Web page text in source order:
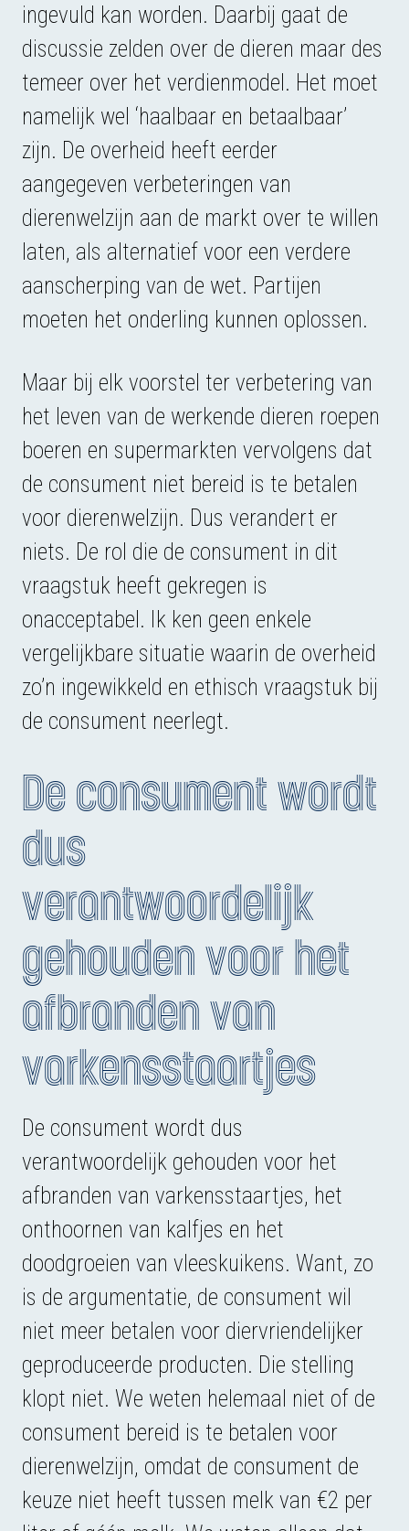
ingevuld kan worden. Daarbij gaat de
discussie zelden over de dieren maar des
temeer over het verdienmodel. Het moet
namelijk wel ‘haalbaar en betaalbaar’
zijn. De overheid heeft eerder
aangegeven verbeteringen van
dierenwelzijn aan de markt over te willen
laten, als alternatief voor een verdere
aanscherping van de wet. Partijen
moeten het onderling kunnen oplossen.
Maar bij elk voorstel ter verbetering van
het leven van de werkende dieren roepen
boeren en supermarkten vervolgens dat
de consument niet bereid is te betalen
voor dierenwelzijn. Dus verandert er
niets. De rol die de consument in dit
vraagstuk heeft gekregen is
onacceptabel. Ik ken geen enkele
vergelijkbare situatie waarin de overheid
zo’n ingewikkeld en ethisch vraagstuk bij
de consument neerlegt.
De consument wordt
dus
verantwoordelijk
gehouden voor het
afbranden van
varkensstaartjes
De consument wordt dus
verantwoordelijk gehouden voor het
afbranden van varkensstaartjes, het
onthoornen van kalfjes en het
doodgroeien van vleeskuikens. Want, zo
is de argumentatie, de consument wil
niet meer betalen voor diervriendelijker
geproduceerde producten. Die stelling
klopt niet. We weten helemaal niet of de
consument bereid is te betalen voor
dierenwelzijn, omdat de consument de
keuze niet heeft tussen melk van €2 per